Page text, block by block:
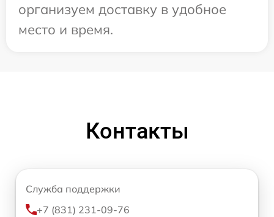
организуем доставку в удобное
место и время.
Контакты
Служба поддержки
+7 (831) 231-09-76